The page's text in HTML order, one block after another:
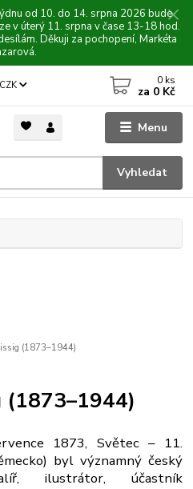
od 10. do 14. srpna 2026 bude
v úterý 11. srpna v čase 13-18 hod.
Děkuji za pochopení, Markéta
Menu
CZK
Vyhledat
0 ks
za 0 Kč
(1873–1944)
(1873–1944)
1873, Světec – 11.
byl významný český
ilustrátor, účastník